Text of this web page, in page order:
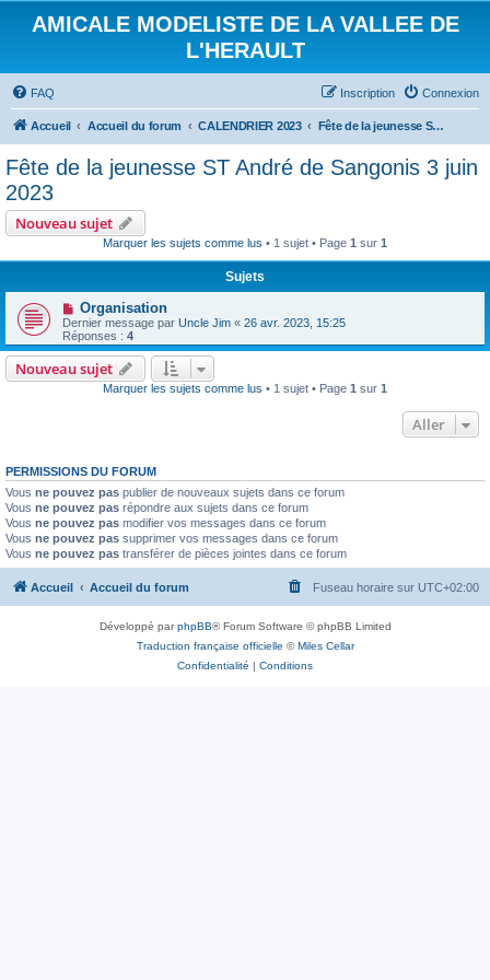
AMICALE MODELISTE DE LA VALLEE DE
L'HERAULT
FAQ Connexion
Inscription
Accueil Accueil du forum CALENDRIER 2023 Fête de la jeunesse ST André de Sangonis 3 juin 2023
Fête de la jeunesse ST André de Sangonis 3 juin
2023
Nouveau sujet
Marquer les sujets comme lus • 1 sujet • Page 1 sur 1
Sujets
Organisation
Dernier message par Uncle Jim « 26 avr. 2023, 15:25
Réponses : 4
Nouveau sujet
Marquer les sujets comme lus • 1 sujet • Page 1 sur 1
Aller
PERMISSIONS DU FORUM
Vous ne pouvez pas publier de nouveaux sujets dans ce forum
Vous ne pouvez pas répondre aux sujets dans ce forum
Vous ne pouvez pas modifier vos messages dans ce forum
Vous ne pouvez pas supprimer vos messages dans ce forum
Vous ne pouvez pas transférer de pièces jointes dans ce forum
Accueil Accueil du forum Fuseau horaire sur UTC+02:00
Développé parphpBB® Forum Software © phpBB Limited
Traduction française officielle ©Miles Cellar
Confidentialité | Conditions